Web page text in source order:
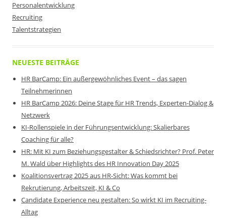
Personalentwicklung
Recruiting
Talentstrategien
NEUESTE BEITRÄGE
HR BarCamp: Ein außergewöhnliches Event – das sagen
Teilnehmerinnen
HR BarCamp 2026: Deine Stage für HR Trends, Experten-Dialog &
Netzwerk
KI-Rollenspiele in der Führungsentwicklung: Skalierbares
Coaching für alle?
HR: Mit KI zum Beziehungsgestalter & Schiedsrichter? Prof. Peter
M. Wald über Highlights des HR Innovation Day 2025
Koalitionsvertrag 2025 aus HR-Sicht: Was kommt bei
Rekrutierung, Arbeitszeit, KI & Co
Candidate Experience neu gestalten: So wirkt KI im Recruiting-
Alltag